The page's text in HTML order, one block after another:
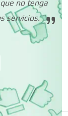
no tenga
servicios.